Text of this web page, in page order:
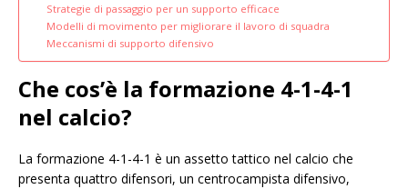
Strategie di passaggio per un supporto efficace
Modelli di movimento per migliorare il lavoro di squadra
Meccanismi di supporto difensivo
Che cos’è la formazione 4-1-4-1
nel calcio?
La formazione 4-1-4-1 è un assetto tattico nel calcio che
presenta quattro difensori, un centrocampista difensivo,